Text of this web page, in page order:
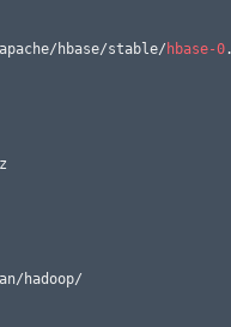
hbase/stable/ hbase-0.
hadoop/